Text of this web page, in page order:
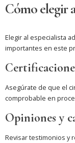
Cómo elegir
Elegir al especialista
importantes en este
Asegúrate de que el
comprobable en
Opiniones y
Revisar testimonios y